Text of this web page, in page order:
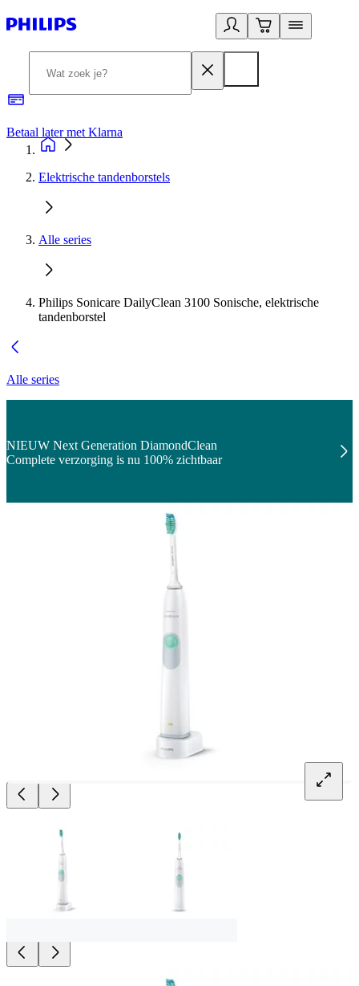
Betaal later met Klarna
Elektrische tandenborstels
Alle series
Philips Sonicare DailyClean 3100 Sonische, elektrische
tandenborstel
Alle series
NIEUW Next Generation DiamondClean
Complete verzorging is nu 100% zichtbaar